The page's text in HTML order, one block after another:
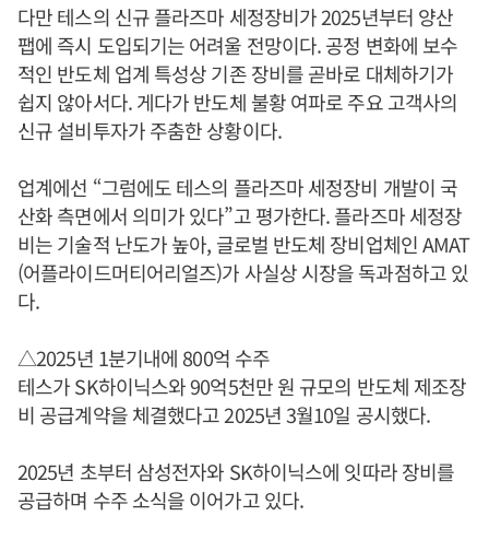
다만 테스의 신규 플라즈마 세정장비가 2025년부터 양산
팹에 즉시 도입되기는 어려울 전망이다. 공정 변화에 보수
적인 반도체 업계 특성상 기존 장비를 곧바로 대체하기가
쉽지 않아서다. 게다가 반도체 불황 여파로 주요 고객사의
신규 설비투자가 주춤한 상황이다.
업계에선 “그럼에도 테스의 플라즈마 세정장비 개발이 국
산화 측면에서 의미가 있다”고 평가한다. 플라즈마 세정장
비는 기술적 난도가 높아, 글로벌 반도체 장비업체인 AMAT
(어플라이드머티어리얼즈)가 사실상 시장을 독과점하고 있
다.
△2025년 1분기내에 800억 수주
테스가 SK하이닉스와 90억5천만 원 규모의 반도체 제조장
비 공급계약을 체결했다고 2025년 3월10일 공시했다.
2025년 초부터 삼성전자와 SK하이닉스에 잇따라 장비를
공급하며 수주 소식을 이어가고 있다.